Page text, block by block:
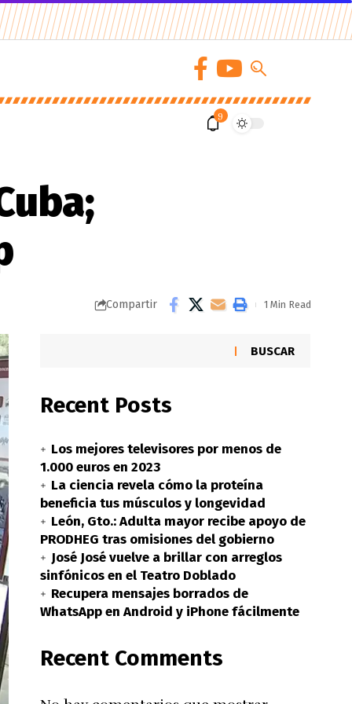
9
Compartir 1 Min Read
BUSCAR
Recent Posts
Los mejores televisores por menos de
1.000 euros en 2023
La ciencia revela cómo la proteína
beneficia tus músculos y longevidad
León, Gto.: Adulta mayor recibe apoyo de
PRODHEG tras omisiones del gobierno
José José vuelve a brillar con arreglos
sinfónicos en el Teatro Doblado
Recupera mensajes borrados de
WhatsApp en Android y iPhone fácilmente
Recent Comments